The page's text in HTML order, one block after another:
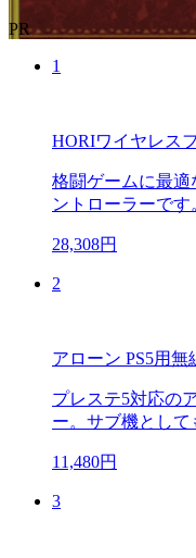
PR
1
HORIワイヤレス
格闘ゲームに最適
ントローラーです
28,308円
2
アローン PS5用
プレステ5対応の
ー。サブ機として
11,480円
3